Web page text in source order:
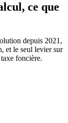
ce que
depuis 2021,
et le seul levier sur
foncière.